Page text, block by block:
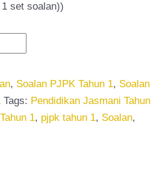
set soalan))
, Soalan PJPK Tahun 1, Soalan
Tags: Pendidikan Jasmani Tahun
1, pjpk tahun 1, Soalan,